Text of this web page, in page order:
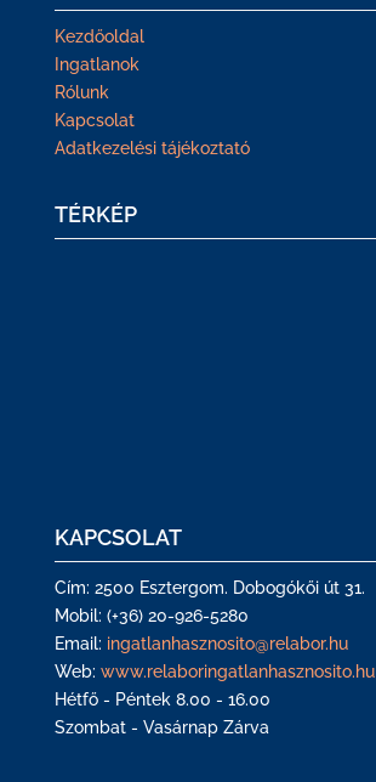
Kezdőoldal
Ingatlanok
Rólunk
Kapcsolat
Adatkezelési tájékoztató
TÉRKÉP
KAPCSOLAT
Cím: 2500 Esztergom. Dobogókői út 31.
Mobil: (+36) 20-926-5280
Email: ingatlanhasznosito@relabor.hu
Web: www.relaboringatlanhasznosito.hu
Hétfő - Péntek 8.00 - 16.00
Szombat - Vasárnap Zárva